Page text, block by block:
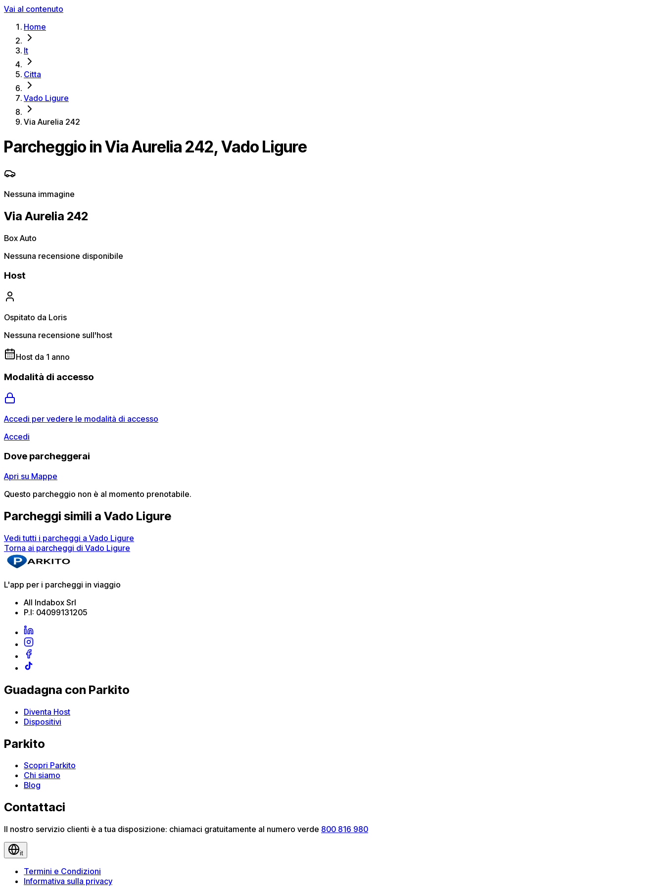
Vai al contenuto
Home
It
Citta
Vado Ligure
Via Aurelia 242
Parcheggio in Via Aurelia 242, Vado Ligure
Nessuna immagine
Via Aurelia 242
Box Auto
Nessuna recensione disponibile
Host
Ospitato da Loris
Nessuna recensione sull'host
Host da 1 anno
Modalità di accesso
Accedi per vedere le modalità di accesso
Accedi
Dove parcheggerai
Apri su Mappe
Questo parcheggio non è al momento prenotabile.
Parcheggi simili a Vado Ligure
Vedi tutti i parcheggi a Vado Ligure
Torna ai parcheggi di Vado Ligure
L'app per i parcheggi in viaggio
All Indabox Srl
P.I: 04099131205
Guadagna con Parkito
Diventa Host
Dispositivi
Parkito
Scopri Parkito
Chi siamo
Blog
Contattaci
Il nostro servizio clienti è a tua disposizione: chiamaci gratuitamente al numero verde 800 816 980
it
Termini e Condizioni
Informativa sulla privacy